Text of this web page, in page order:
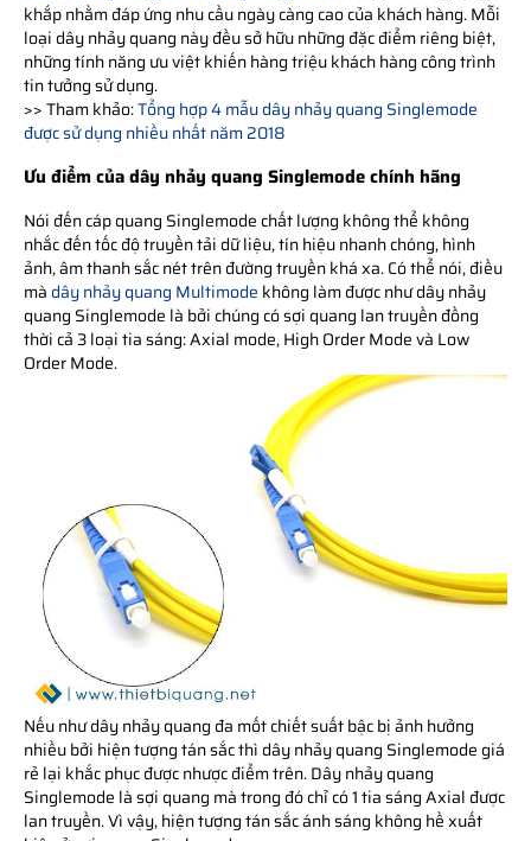
khắp nhằm đáp ứng nhu cầu ngày càng cao của khách hàng. Mỗi
loại dây nhảy quang này đều sở hữu những đặc điểm riêng biệt,
những tính năng ưu việt khiến hàng triệu khách hàng công trình
tin tưởng sử dụng.
>> Tham khảo:Tổng hợp 4 mẫu dây nhảy quang Singlemode
được sử dụng nhiều nhất năm 2018
Ưu điểm của dây nhảy quang Singlemode chính hãng
Nói đến cáp quang Singlemode chất lượng không thể không
nhắc đến tốc độ truyền tải dữ liệu, tín hiệu nhanh chóng, hình
ảnh, âm thanh sắc nét trên đường truyền khá xa. Có thể nói, điều
mà dây nhảy quang Multimode không làm được như dây nhảy
quang Singlemode là bởi chúng có sợi quang lan truyền đồng
thời cả 3 loại tia sáng: Axial mode, High Order Mode và Low
Order Mode.
Nếu như dây nhảy quang đa mốt chiết suất bậc bị ảnh hưởng
nhiều bởi hiện tượng tán sắc thì dây nhảy quang Singlemode giá
rẻ lại khắc phục được nhược điểm trên. Dây nhảy quang
Singlemode là sợi quang mà trong đó chỉ có 1 tia sáng Axial được
lan truyền. Vì vậy, hiện tượng tán sắc ánh sáng không hề xuất